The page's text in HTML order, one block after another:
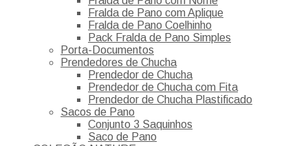
Fralda de Pano com Aplique
Fralda de Pano Coelhinho
Pack Fralda de Pano Simples
Porta-Documentos
Prendedores de Chucha
Prendedor de Chucha
Prendedor de Chucha com Fita
Prendedor de Chucha Plastificado
Sacos de Pano
Conjunto 3 Saquinhos
Saco de Pano